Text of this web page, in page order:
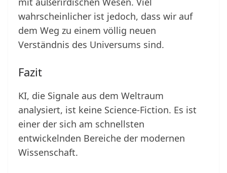
wahrscheinlicher ist jedoch, dass wir auf
dem Weg zu einem völlig neuen
Verständnis des Universums sind.
Fazit
KI, die Signale aus dem Weltraum
analysiert, ist keine Science-Fiction. Es ist
einer der sich am schnellsten
entwickelnden Bereiche der modernen
Wissenschaft.